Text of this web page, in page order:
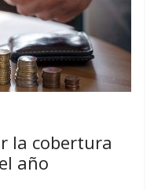
la cobertura
año